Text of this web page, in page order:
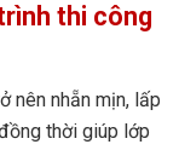
thi công
nên nhẵn mịn, lấp
thời giúp lớp